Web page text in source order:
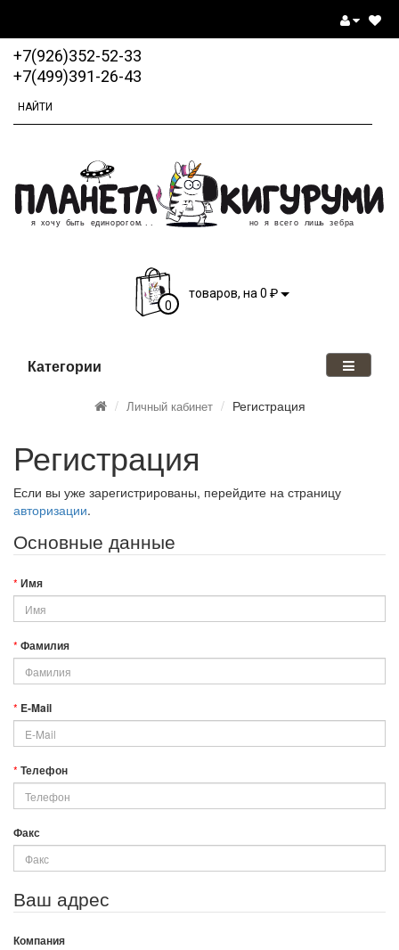
+7(926)352-52-33
+7(499)391-26-43
0
товаров, на 0
Категории
Личный кабинет Регистрация
Регистрация
Если вы уже зарегистрированы, перейдите на страницу
авторизации.
Основные данные
Имя
Фамилия
E-Mail
Телефон
Факс
Ваш адрес
Компания